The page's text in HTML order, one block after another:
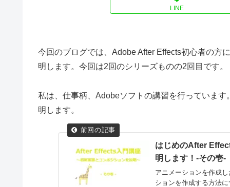
LINE
今回のブログでは、Adobe After Effects初心者の方
明します。今回は2回のシリーズものの2回目です。
私は、仕事柄、Adobeソフトの講習を行っていま
明します。
はじめのAfter
明します！-その壱-
アニメーションを作成
ションを作成する方法